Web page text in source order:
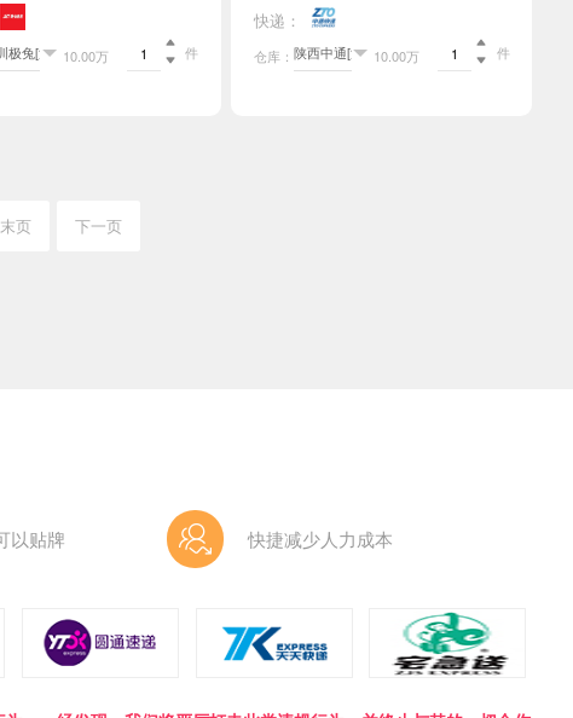
10.00万


件
快递：
仓库： 10.00万


件
末页 下一页
以贴牌 快捷减少人力成本